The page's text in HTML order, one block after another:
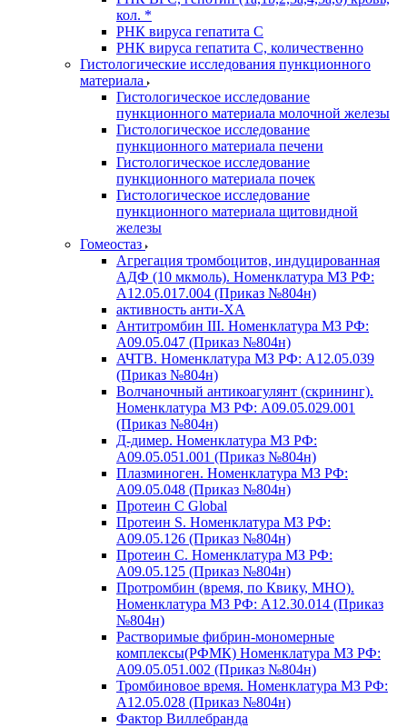
кол. *
РНК вируса гепатита C
РНК вируса гепатита C, количественно
Гистологические исследования пункционного
материала
Гистологическое исследование
пункционного материала молочной железы
Гистологическое исследование
пункционного материала печени
Гистологическое исследование
пункционного материала почек
Гистологическое исследование
пункционного материала щитовидной
железы
Гомеостаз
Агрегация тромбоцитов, индуцированная
АДФ (10 мкмоль). Номенклатура МЗ РФ:
A12.05.017.004 (Приказ №804н)
активность анти-ХА
Антитромбин III. Номенклатура МЗ РФ:
A09.05.047 (Приказ №804н)
АЧТВ. Номенклатура МЗ РФ: A12.05.039
(Приказ №804н)
Волчаночный антикоагулянт (скрининг).
Номенклатура МЗ РФ: A09.05.029.001
(Приказ №804н)
Д-димер. Номенклатура МЗ РФ:
A09.05.051.001 (Приказ №804н)
Плазминоген. Номенклатура МЗ РФ:
A09.05.048 (Приказ №804н)
Протеин C Global
Протеин S. Номенклатура МЗ РФ:
A09.05.126 (Приказ №804н)
Протеин С. Номенклатура МЗ РФ:
A09.05.125 (Приказ №804н)
Протромбин (время, по Квику, МНО).
Номенклатура МЗ РФ: A12.30.014 (Приказ
№804н)
Растворимые фибрин-мономерные
комплексы(РФМК) Номенклатура МЗ РФ:
A09.05.051.002 (Приказ №804н)
Тромбиновое время. Номенклатура МЗ РФ:
A12.05.028 (Приказ №804н)
Фактор Виллебранда